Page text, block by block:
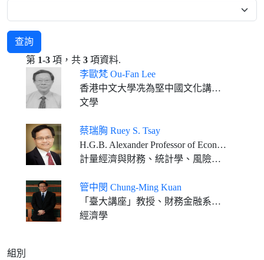
查詢
第 1-3 項，共 3 項資料.
李歐梵 Ou-Fan Lee
香港中文大學冼為堅中國文化講座教授退休
文學
蔡瑞胸 Ruey S. Tsay
H.G.B. Alexander Professor of Econometrics & Statistics Emeritus, Booth School of Business, University of Chicago
計量經濟與財務、統計學、風險管理
管中閔 Chung-Ming Kuan
「臺大講座」教授、財務金融系特聘教授、經濟系合聘教授
經濟學
組別